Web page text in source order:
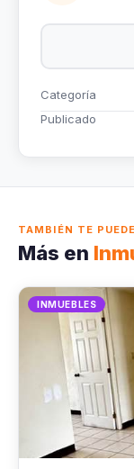
Categoría
Publicado
TAMBIÉN TE
Más en
INMUEBLES